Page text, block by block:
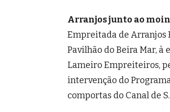
Arranjos junto ao
Empreitada de Arranjos
Pavilhão do Beira Mar, à
Lameiro Empreiteiros,
intervenção do
comportas do Canal de